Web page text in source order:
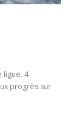
ligue. 4
progrès sur